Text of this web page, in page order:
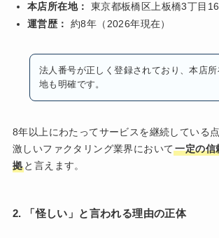
本店所在地：
東京都板橋区上板橋3丁目
運営歴：
約8年（2026年現在）
法人番号が正しく登録されており、本店所
地も明確です。
8年以上にわたってサービスを継続している
激しいファクタリング業界において一定の信
拠 と言えます。
2. 「怪しい」と言われる理由の正体